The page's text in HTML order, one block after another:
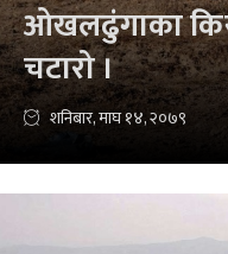
ओखलढुंगाका
चटारो ।
शनिबार, माघ १४, २०७९